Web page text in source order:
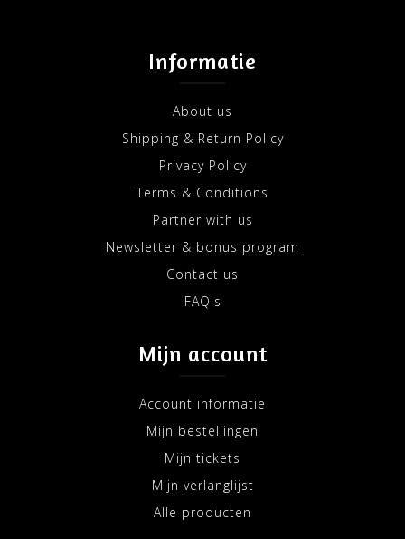
Informatie
About us
Shipping & Return Policy
Privacy Policy
Terms & Conditions
Partner with us
Newsletter & bonus program
Contact us
FAQ's
Mijn account
Account informatie
Mijn bestellingen
Mijn tickets
Mijn verlanglijst
Alle producten